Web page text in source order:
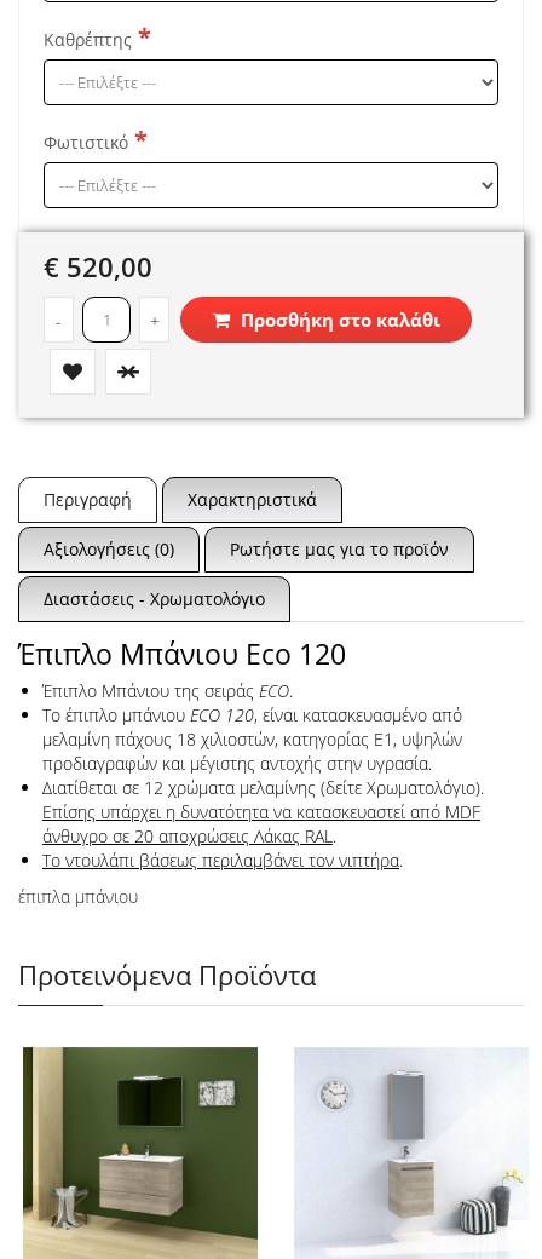
Καθρέπτης
Φωτιστικό
€ 520,00
- + Προσθήκη στο καλάθι
Περιγραφή Χαρακτηριστικά
Αξιολογήσεις (0) Ρωτήστε μας για το προϊόν
Διαστάσεις - Χρωματολόγιο
Έπιπλο Μπάνιου Eco 120
Έπιπλο Μπάνιου της σειράς ECO.
Το έπιπλο μπάνιου ECO 120, είναι κατασκευασμένο από
μελαμίνη πάχους 18 χιλιοστών, κατηγορίας Ε1, υψηλών
προδιαγραφών και μέγιστης αντοχής στην υγρασία.
Διατίθεται σε 12 χρώματα μελαμίνης (δείτε Χρωματολόγιο).
Επίσης υπάρχει η δυνατότητα να κατασκευαστεί από MDF
άνθυγρο σε 20 αποχρώσεις Λάκας RAL .
Το ντουλάπι βάσεως περιλαμβάνει τον νιπτήρα.
έπιπλα μπάνιου
Προτεινόμενα Προϊόντα